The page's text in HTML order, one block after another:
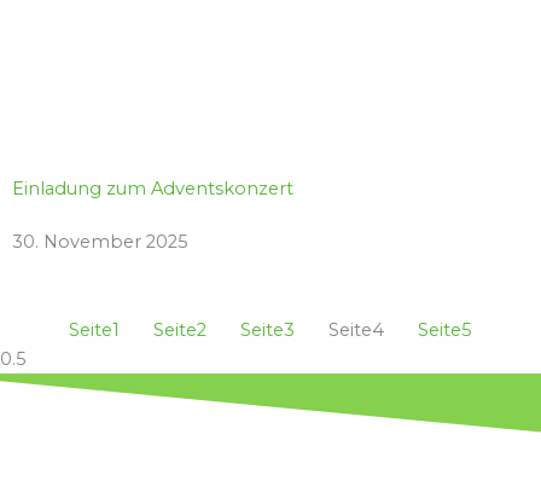
Einladung zum Adventskonzert
30. November 2025
Seite1 Seite2 Seite3 Seite4 Seite5